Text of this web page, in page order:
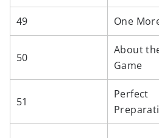
49 One
50
About
Game
51
Perfect